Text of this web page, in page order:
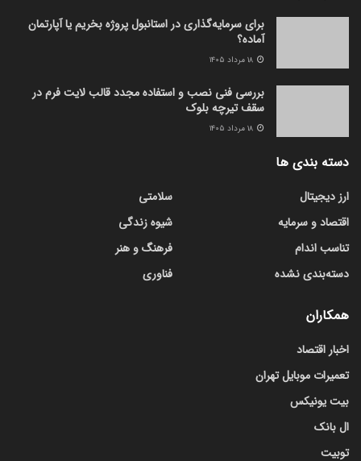
برای سرمایه‌گذاری در استانبول پروژه بخریم یا آپارتمان
آماده؟
بررسی فنی نصب و استفاده مجدد قالب لایت فرم در
سقف تیرچه بلوک
دسته بندی ها
ارز دیجیتال
اقتصاد و سرمایه
تناسب اندام
دسته‌بندی نشده
سلامتی
شیوه زندگی
فرهنگ و هنر
فناوری
همکاران
اخبار اقتصاد
تعمیرات موبایل تهران
بیت یونیکس
ال بانک
توبیت